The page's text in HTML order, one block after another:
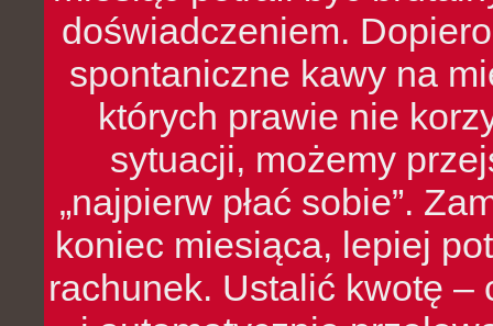
doświadczeniem.
spontaniczne kawy na
których prawie nie
sytuacji, możemy
„najpierw płać sobie”.
koniec miesiąca, lepiej
rachunek. Ustalić kwotę